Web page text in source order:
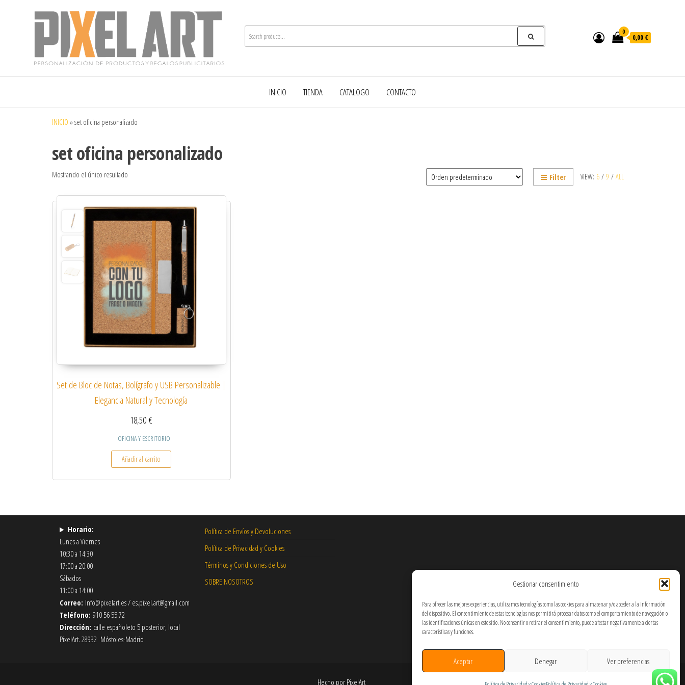
Gestionar consentimiento
Para ofrecer las mejores experiencias, utilizamos tecnologías como las cookies para almacenar y/o acceder a la información
del dispositivo. El consentimiento de estas tecnologías nos permitirá procesar datos como el comportamiento de navegación o
las identificaciones únicas en este sitio. No consentir o retirar el consentimiento, puede afectar negativamente a ciertas
características y funciones.
Aceptar Denegar Ver preferencias
Pixelart
en móstoles
0
0,00 €
INICIO TIENDA CATALOGO CONTACTO
INICIO »set oficina personalizado
set oficina personalizado
VIEW: 6 / 9 / ALL
Filter
Mostrando el único resultado
Set de Bloc de Notas, Bolígrafo y USB Personalizable |
Elegancia Natural y Tecnología
18,50€
OFICINA Y ESCRITORIO
Añadir al carrito
Horario:
Lunes a Viernes
10:30 a 14:30
17:00 a 20:00
Sábados
11:00 a 14:00
Correo: Info@pixelart.es / es.pixel.art@gmail.com
Teléfono: 910 56 55 72
Dirección: calle españoleto 5 posterior, local
PixelArt. 28932 Móstoles-Madrid
Política de Envíos y Devoluciones
Política de Privacidad y Cookies
Términos y Condiciones de Uso
SOBRE NOSOTROS
Hecho por PixelArt